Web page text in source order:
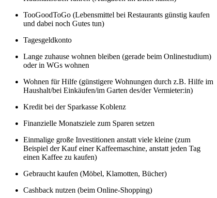
TooGoodToGo (Lebensmittel bei Restaurants günstig kaufen
und dabei noch Gutes tun)
Tagesgeldkonto
Lange zuhause wohnen bleiben (gerade beim Onlinestudium)
oder in WGs wohnen
Wohnen für Hilfe (günstigere Wohnungen durch z.B. Hilfe im
Haushalt/bei Einkäufen/im Garten des/der Vermieter:in)
Kredit bei der Sparkasse Koblenz
Finanzielle Monatsziele zum Sparen setzen
Einmalige große Investitionen anstatt viele kleine (zum
Beispiel der Kauf einer Kaffeemaschine, anstatt jeden Tag
einen Kaffee zu kaufen)
Gebraucht kaufen (Möbel, Klamotten, Bücher)
Cashback nutzen (beim Online-Shopping)